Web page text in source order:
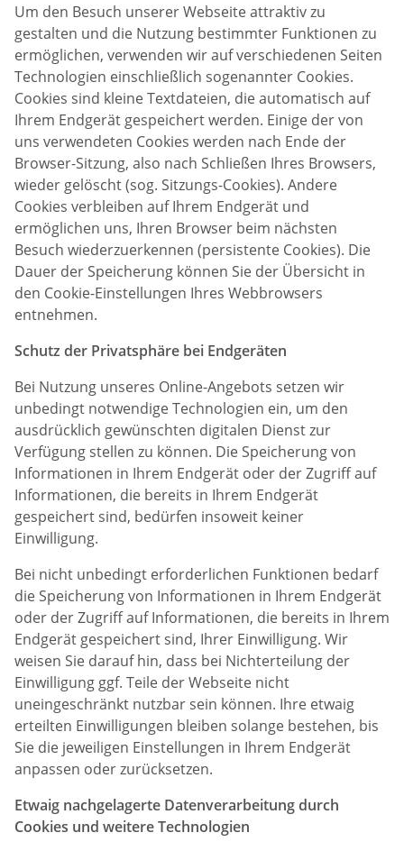
Um den Besuch unserer Webseite attraktiv zu
gestalten und die Nutzung bestimmter Funktionen zu
ermöglichen, verwenden wir auf verschiedenen Seiten
Technologien einschließlich sogenannter Cookies.
Cookies sind kleine Textdateien, die automatisch auf
Ihrem Endgerät gespeichert werden. Einige der von
uns verwendeten Cookies werden nach Ende der
Browser-Sitzung, also nach Schließen Ihres Browsers,
wieder gelöscht (sog. Sitzungs-Cookies). Andere
Cookies verbleiben auf Ihrem Endgerät und
ermöglichen uns, Ihren Browser beim nächsten
Besuch wiederzuerkennen (persistente Cookies). Die
Dauer der Speicherung können Sie der Übersicht in
den Cookie-Einstellungen Ihres Webbrowsers
entnehmen.
Schutz der Privatsphäre bei Endgeräten
Bei Nutzung unseres Online-Angebots setzen wir
unbedingt notwendige Technologien ein, um den
ausdrücklich gewünschten digitalen Dienst zur
Verfügung stellen zu können. Die Speicherung von
Informationen in Ihrem Endgerät oder der Zugriff auf
Informationen, die bereits in Ihrem Endgerät
gespeichert sind, bedürfen insoweit keiner
Einwilligung.
Bei nicht unbedingt erforderlichen Funktionen bedarf
die Speicherung von Informationen in Ihrem Endgerät
oder der Zugriff auf Informationen, die bereits in Ihrem
Endgerät gespeichert sind, Ihrer Einwilligung. Wir
weisen Sie darauf hin, dass bei Nichterteilung der
Einwilligung ggf. Teile der Webseite nicht
uneingeschränkt nutzbar sein können. Ihre etwaig
erteilten Einwilligungen bleiben solange bestehen, bis
Sie die jeweiligen Einstellungen in Ihrem Endgerät
anpassen oder zurücksetzen.
Etwaig nachgelagerte Datenverarbeitung durch
Cookies und weitere Technologien